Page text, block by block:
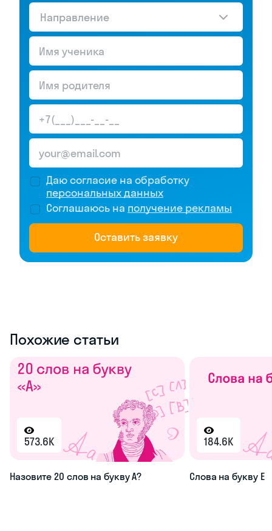
Направление
Даю согласие на обработку
персональных данных
Соглашаюсь на получение рекламы
Оставить заявку
Похожие статьи
573.6K
Назовите 20 слов на букву А?
184.6K
Слова на букву Е